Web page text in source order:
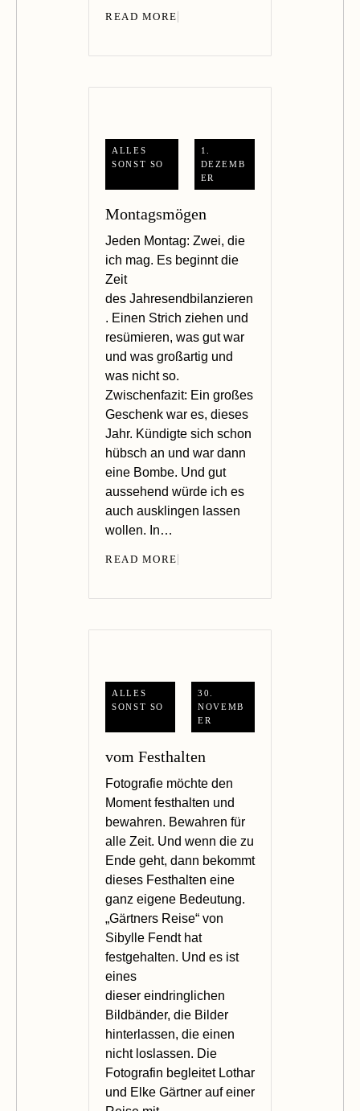
READ MORE
1.
DEZEMB
ER
ALLES
SONST SO
Montagsmögen
Jeden Montag: Zwei, die
ich mag. Es beginnt die
Zeit
des Jahresendbilanzieren
. Einen Strich ziehen und
resümieren, was gut war
und was großartig und
was nicht so.
Zwischenfazit: Ein großes
Geschenk war es, dieses
Jahr. Kündigte sich schon
hübsch an und war dann
eine Bombe. Und gut
aussehend würde ich es
auch ausklingen lassen
wollen. In…
READ MORE
30.
NOVEMB
ER
ALLES
SONST SO
vom Festhalten
Fotografie möchte den
Moment festhalten und
bewahren. Bewahren für
alle Zeit. Und wenn die zu
Ende geht, dann bekommt
dieses Festhalten eine
ganz eigene Bedeutung.
„Gärtners Reise“ von
Sibylle Fendt hat
festgehalten. Und es ist
eines
dieser eindringlichen
Bildbänder, die Bilder
hinterlassen, die einen
nicht loslassen. Die
Fotografin begleitet Lothar
und Elke Gärtner auf einer